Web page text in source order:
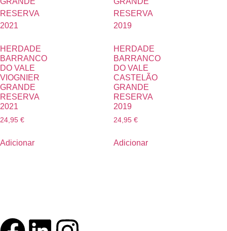
HERDADE
BARRANCO
DO VALE
VIOGNIER
GRANDE
RESERVA
2021
24,95 €
Adicionar
HERDADE
BARRANCO
DO VALE
CASTELÃO
GRANDE
RESERVA
2019
24,95 €
Adicionar